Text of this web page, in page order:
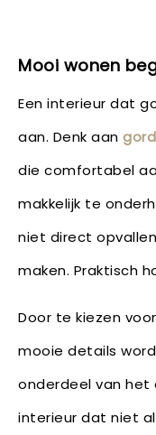
Mooi wonen
Een interieur dat
aan. Denk aan
die comfortabel
makkelijk te
niet direct
maken. Praktisch
Door te kiezen
mooie details
onderdeel van
interieur dat niet